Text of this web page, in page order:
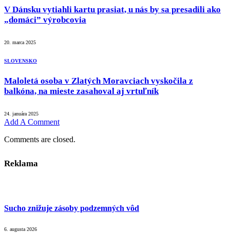
V Dánsku vytiahli kartu prasiat, u nás by sa presadili ako
„domáci” výrobcovia
20. marca 2025
SLOVENSKO
Maloletá osoba v Zlatých Moravciach vyskočila z
balkóna, na mieste zasahoval aj vrtuľník
24. januára 2025
Add A Comment
Comments are closed.
Reklama
Sucho znižuje zásoby podzemných vôd
6. augusta 2026